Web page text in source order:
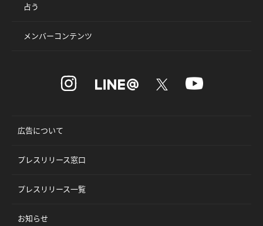
占う
メンバーコンテンツ
広告について
プレスリリース窓口
プレスリリース一覧
お知らせ